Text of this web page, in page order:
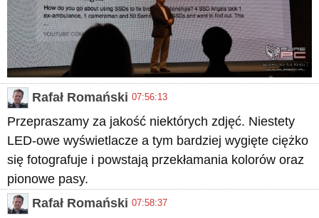
Rafał Romański 07:56:13
Przepraszamy za jakość niektórych zdjęć. Niestety
LED-owe wyświetlacze a tym bardziej wygięte ciężko
się fotografuje i powstają przekłamania kolorów oraz
pionowe pasy.
Rafał Romański 07:58:37